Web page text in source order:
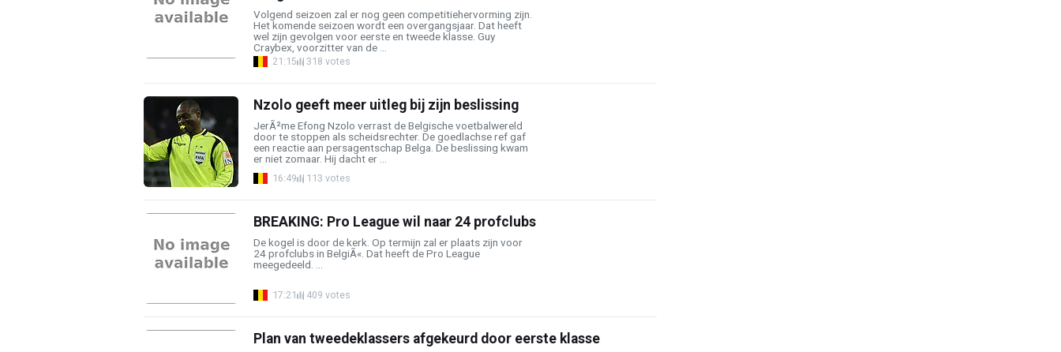
Volgend seizoen zal er nog geen competitiehervorming zijn.
Het komende seizoen wordt een overgangsjaar. Dat heeft
wel zijn gevolgen voor eerste en tweede klasse. Guy
Craybex, voorzitter van de ...
21:15 318 votes
Nzolo geeft meer uitleg bij zijn beslissing
JerÃ²me Efong Nzolo verrast de Belgische voetbalwereld
door te stoppen als scheidsrechter. De goedlachse ref gaf
een reactie aan persagentschap Belga. De beslissing kwam
er niet zomaar. Hij dacht er ...
16:49 113 votes
BREAKING: Pro League wil naar 24 profclubs
De kogel is door de kerk. Op termijn zal er plaats zijn voor
24 profclubs in BelgiÃ«. Dat heeft de Pro League
meegedeeld. ...
17:21 409 votes
Plan van tweedeklassers afgekeurd door eerste klasse